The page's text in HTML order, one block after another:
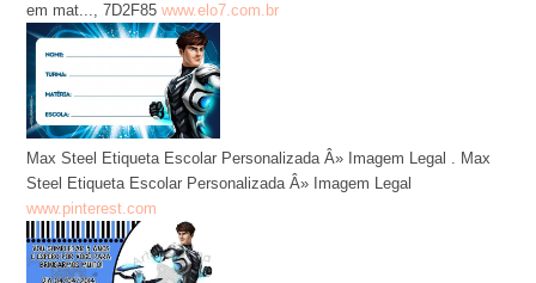
em mat..., 7D2F85 www.elo7.com.br
Max Steel Etiqueta Escolar Personalizada Â» Imagem Legal . Max
Steel Etiqueta Escolar Personalizada Â» Imagem Legal
www.pinterest.com